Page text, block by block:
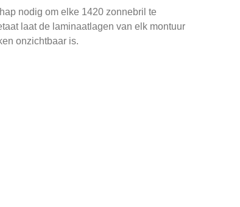
nodig om elke 1420 zonnebril te
laat de laminaatlagen van elk montuur
onzichtbaar is.